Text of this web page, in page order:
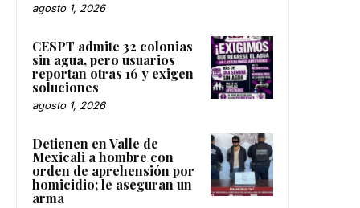
agosto 1, 2026
CESPT admite 32 colonias
sin agua, pero usuarios
reportan otras 16 y exigen
soluciones
agosto 1, 2026
Detienen en Valle de
Mexicali a hombre con
orden de aprehensión por
homicidio; le aseguran un
arma